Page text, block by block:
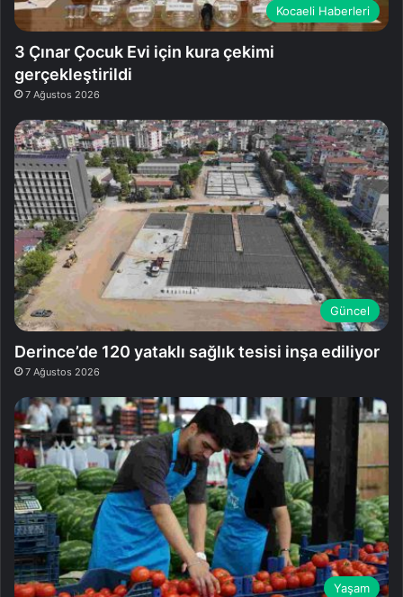
Kocaeli Haberleri
3 Çınar Çocuk Evi için kura çekimi
gerçekleştirildi
7 Ağustos 2026
Güncel
Derince’de 120 yataklı sağlık tesisi inşa ediliyor
7 Ağustos 2026
Yaşam